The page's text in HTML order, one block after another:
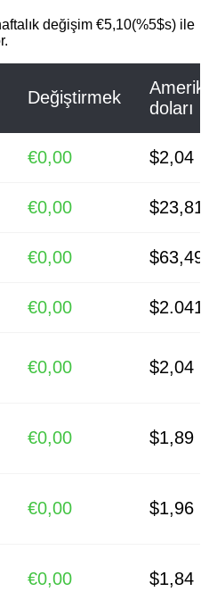
değişim €5,10(%5$s) ile
Değiştirmek
doları
€0,00 $2,04
€0,00 $23,81
€0,00 $63,49
€0,00
€0,00 $2,04
€0,00 $1,89
€0,00 $1,96
€0,00 $1,84